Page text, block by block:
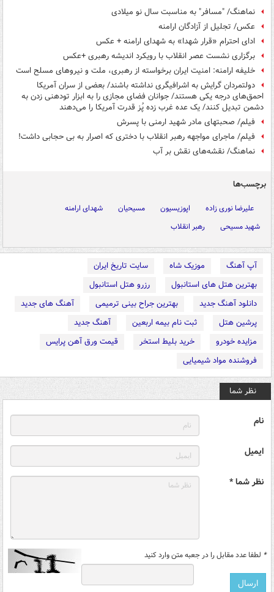
نماهنگ/ "مسافر" به مناسبت سال نو میلادی
عکس/ تجلیل از آزادگان ارامنه
ادای احترام «قرار شهدا» به شهدای ارامنه + عکس
برگزاری نشست‌ عصر انقلاب با رویکرد اندیشه رهبری +عکس
خلیفه ارامنه: امنیت ایران برخواسته از رهبری، ملت و نیروهای مسلح است
دولتمردان گرایش به اشرافیگری نداشته باشند/ بعضی از سران آمریکا
احمق‌های درجه یکی هستند/ جوانان فضای مجازی را به ابزار تودهنی زدن به
دشمن تبدیل کنند/ یک عده غرب زده پُز قدرت آمریکا را می‌دهند
فیلم/ صحبتهای مادر شهید ارمنی با پسرش
فیلم/ ماجرای مواجهه رهبر انقلاب با دختری که اصرار به بی حجابی داشت!
نماهنگ/ نقشه‌های نقش بر آب
برچسب‌ها
علیرضا نوری زاده اپوزیسیون مسیحیان
شهدای ارامنه
شهید مسیحی
رهبر انقلاب
آپ آهنگ موزیک شاه
سایت تاریخ ایران
بهترین هتل های استانبول
رزرو هتل استانبول
دانلود آهنگ جدید
بهترین جراح بینی ترمیمی
آهنگ های جدید
پرشین هتل
ثبت نام بیمه اربعین
آهنگ جدید
مزایده خودرو
خرید بلیط استخر
قیمت ورق آهن پرایس
فروشنده مواد شیمیایی
نظر شما
نام
ایمیل
نظر شما *
* لطفا عدد مقابل را در جعبه متن وارد کنید